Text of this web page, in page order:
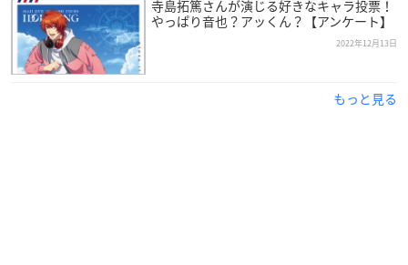
寺島拓篤さんが演じる好きなキャラ投票！
やっぱり音也？アッくん？【アンケート】
2022年12月13日
もっと見る